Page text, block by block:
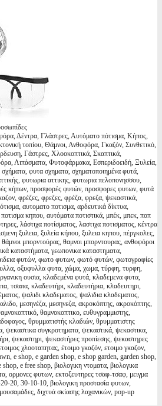
Δέντρα, Γλάστρες, Αυτόματο πότισμα, Κήπος,
τοπίου, Θάμνοι, Ανθοφόρα, Γκαζόν, Συνθετικό,
Γάστρες, Χλοοκοπτικά, Σκαπτικά,
Λιπάσματα, Φυτοφάρμακα, Εσπεριδοειδή, Ξυλεία,
σχήματα, φυτα σχηματα, σχηματοποιημένα φυτά,
φυτωρια αττικης, φυτωρια πελοπονησσου,
κήπων, προσφορές φυτών, προσφορες φυτων, φυτά
φρέζες, φρεζες, φρέζα, φρεζα, ψεκαστικά,
αυτοματο ποτισμα, αρδευτικά δίκτυα,
κηπου, αυτόματα ποτιστικά, μπέκ, μπεκ, ποπ
λάστιχα ποτίσματος, λαστιχα ποτισματος, κέντρα
ξυλεια, ξυλεία κήπου, ξυλεια κηπου, πέργκολες,
μπορντούρας, θαμνοι μπορντουρας, ανθοφόροι
καταστήματα, γεωπονικα καταστηματα,
φυτών, φωτο φυτων, φωτό φυτών, φωτογραφίες
οξυφυλλα φυτα, χώμα, χωμα, τύρφη, τυρφη,
ουσια, κλαδεμένα φυτά, κλαδεμενα φυτα,
τσαπα, κλαδευτήρι, κλαδευτήρια, κλαδευτηρι,
ψαλιδι κλαδεματος, ψαλιδια κλαδεματος,
μεσηνέζα, μεσηνεζα, ακροκόπτης, ακροκόπτης,
θαμνοκοπτικο, ευθυγραμμιστης,
θρυμματιστής κλαδιών, θρυμματιστης
ψεκαστικα συγκροτηματα, ψεκαστικά, ψεκαστικα,
ψεκαστηρι, ψεκαστήρες προπίεσης, ψεκαστηρες
χλοοταπητας, έτοιμο γκαζόν, ετοιμο γκαζον,
e shop, e garden shop, e shop garden, garden shop,
e free shop, βιολογικη ντοματα, βιολογικα
ορμονες φυτων, εκτοξευτηρες τσαφ-τσαφ, μειγμα
20, 30-10-10, βιολογικη προστασία φυτων,
διχτυά σκίασης λαχανικών, pop-up